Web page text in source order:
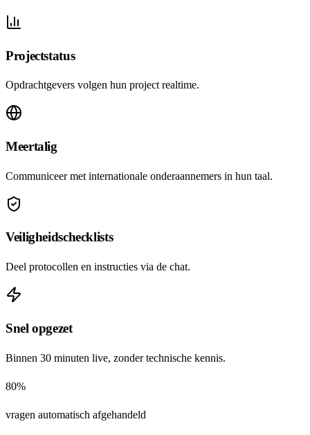
Projectstatus
Opdrachtgevers volgen hun project realtime.
Meertalig
Communiceer met internationale onderaannemers in hun taal.
Veiligheidschecklists
Deel protocollen en instructies via de chat.
Snel opgezet
Binnen 30 minuten live, zonder technische kennis.
80%
vragen automatisch afgehandeld